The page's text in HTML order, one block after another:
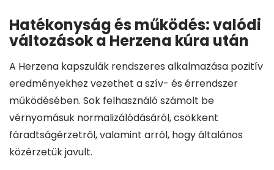
Hatékonyság és működés: valódi
változások a Herzena kúra után
A Herzena kapszulák rendszeres alkalmazása pozitív
eredményekhez vezethet a szív- és érrendszer
működésében. Sok felhasználó számolt be
vérnyomásuk normalizálódásáról, csökkent
fáradtságérzetről, valamint arról, hogy általános
közérzetük javult.